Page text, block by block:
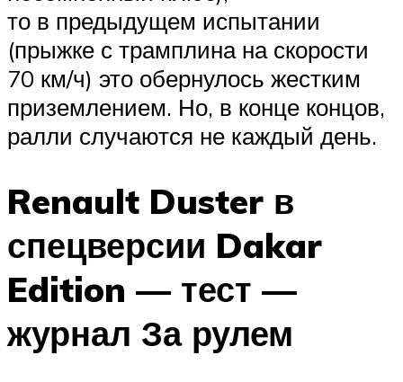
то в предыдущем испытании
(прыжке с трамплина на скорости
70 км/ч) это обернулось жестким
приземлением. Но, в конце концов,
ралли случаются не каждый день.
Renault Duster в
спецверсии Dakar
Edition — тест —
журнал За рулем